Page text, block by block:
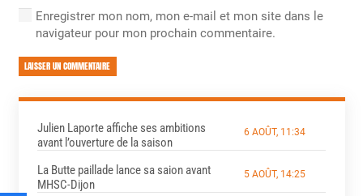
Enregistrer mon nom, mon e-mail et mon site dans le
navigateur pour mon prochain commentaire.
LAISSER UN COMMENTAIRE
Julien Laporte affiche ses ambitions
avant l’ouverture de la saison
6 AOÛT, 11:34
La Butte paillade lance sa saion avant
MHSC-Dijon
5 AOÛT, 14:25